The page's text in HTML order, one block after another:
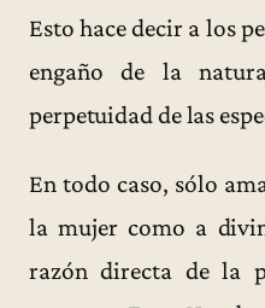
Esto hace decir a los
engaño de la
perpetuidad de las
En todo caso, sólo
la mujer como a
razón directa de la